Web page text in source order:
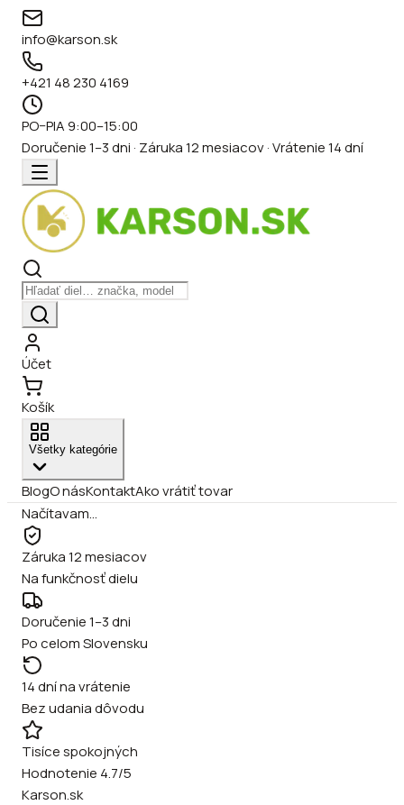
info@karson.sk
+421 48 230 4169
PO–PIA 9:00–15:00
Doručenie 1–3 dni · Záruka 12 mesiacov · Vrátenie 14 dní
Účet
Košík
Všetky kategórie
BlogO násKontaktAko vrátiť tovar
Načítavam…
Záruka 12 mesiacov
Na funkčnosť dielu
Doručenie 1–3 dni
Po celom Slovensku
14 dní na vrátenie
Bez udania dôvodu
Tisíce spokojných
Hodnotenie 4.7/5
Karson.sk